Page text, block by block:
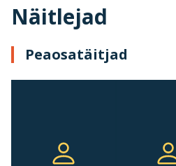
Näitlejad
Peaosatäitjad